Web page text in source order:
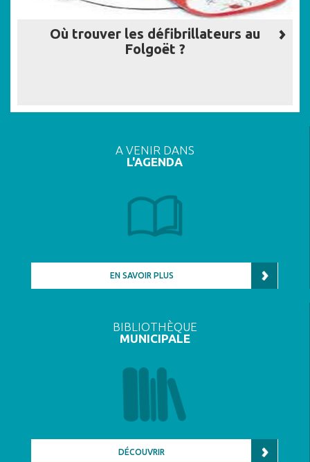
Où trouver les défibrillateurs au
Folgoët ?
A VENIR DANS
L'AGENDA
EN SAVOIR PLUS
BIBLIOTHÈQUE
MUNICIPALE
DÉCOUVRIR